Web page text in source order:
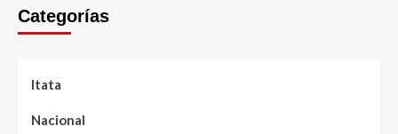
Categorías
Itata
Nacional